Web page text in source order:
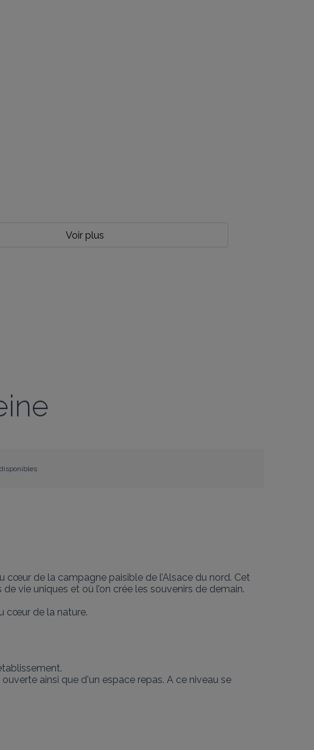
Voir plus
de la campagne paisible de l’Alsace du nord. Cet
vie uniques et où l’on crée les souvenirs de demain.
cœur de la nature.
ainsi que d'un espace repas. A ce niveau se